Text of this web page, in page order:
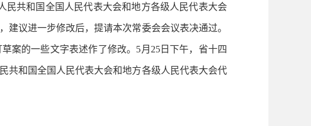
共和国全国人民代表大会和地方各级人民代表大会
议进一步修改后，提请本次常委会会议表决通过。
案的一些文字表述作了修改。5月25日下午，省十四
共和国全国人民代表大会和地方各级人民代表大会代